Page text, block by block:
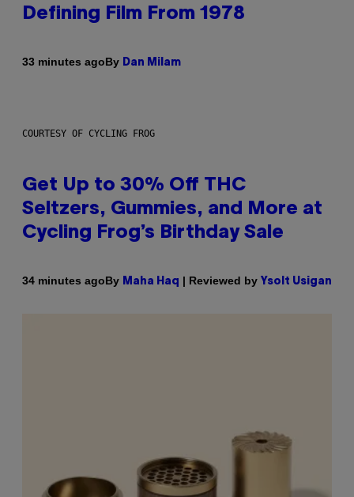
Defining Film From 1978
33 minutes agoBy Dan Milam
COURTESY OF CYCLING FROG
Get Up to 30% Off THC
Seltzers, Gummies, and More at
Cycling Frog’s Birthday Sale
34 minutes agoBy Maha Haq | Reviewed by Ysolt Usigan